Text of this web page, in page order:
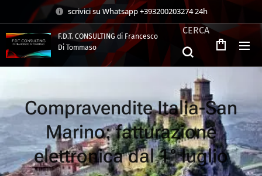
scrivici su Whatsapp +393200203274 24h
F.D.T. CONSULTING di Francesco
Di Tommaso
CERCA
Compravendite Italia-San
Marino: fatturazione
elettronica dal 1° luglio